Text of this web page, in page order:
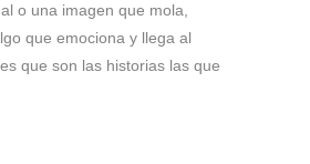
o una imagen que mola,
que emociona y llega al
que son las historias las que